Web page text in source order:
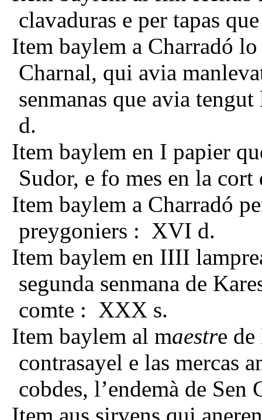
clavaduras e per tapas
Item baylem a Charradó
Charnal, qui avia
senmanas que avia
d.
Item baylem en I papier
Sudor, e fo mes en la
Item baylem a Charradó
preygoniers : XVI d.
Item baylem en IIII
segunda senmana de
comte : XXX s.
Item baylem al maestre
contrasayel e las mercas
cobdes, l’endemà de
Item aus sirvens qui